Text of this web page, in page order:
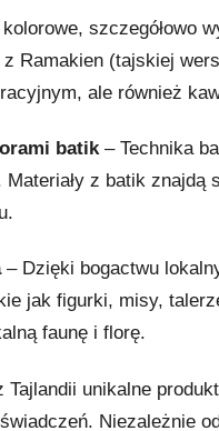
kolorowe, szczegółowo
Ramakien (tajskiej
ale również
batik– Technika
z batik
– Dzięki bogactwu
jak figurki, misy,
faunę i florę.
Tajlandii unikalne
Niezależnie